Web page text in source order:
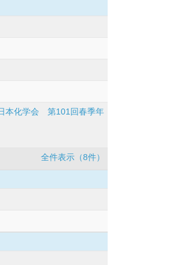
本化学会 第101回春季年
全件表示（8件）